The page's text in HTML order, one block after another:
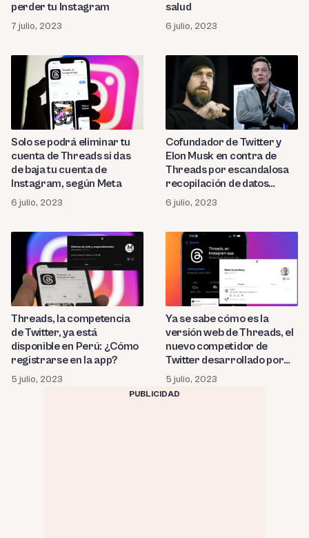
perder tu Instagram
7 julio, 2023
salud
6 julio, 2023
Solo se podrá eliminar tu
cuenta de Threads si das
de baja tu cuenta de
Instagram, según Meta
6 julio, 2023
Cofundador de Twitter y
Elon Musk en contra de
Threads por escandalosa
recopilación de datos
privados
6 julio, 2023
Threads, la competencia
de Twitter, ya está
disponible en Perú: ¿Cómo
registrarse en la app?
5 julio, 2023
Ya se sabe cómo es la
versión web de Threads, el
nuevo competidor de
Twitter desarrollado por
Meta
5 julio, 2023
PUBLICIDAD